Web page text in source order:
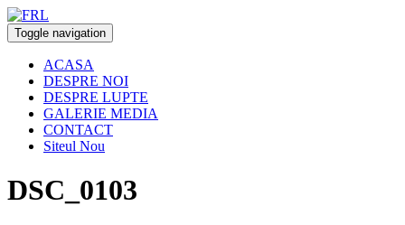
Toggle navigation
ACASA
DESPRE NOI
DESPRE LUPTE
GALERIE MEDIA
CONTACT
Siteul Nou
DSC_0103